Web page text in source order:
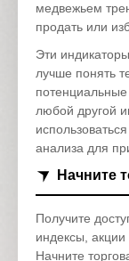
медвежьем
продать или
Эти
лучше понять
любой другой
анализа для
Начните
Получите
индексы, акции
Начните